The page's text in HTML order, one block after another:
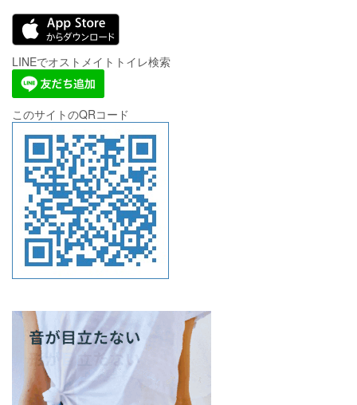
LINEでオストメイトトイレ検索
このサイトのQRコード